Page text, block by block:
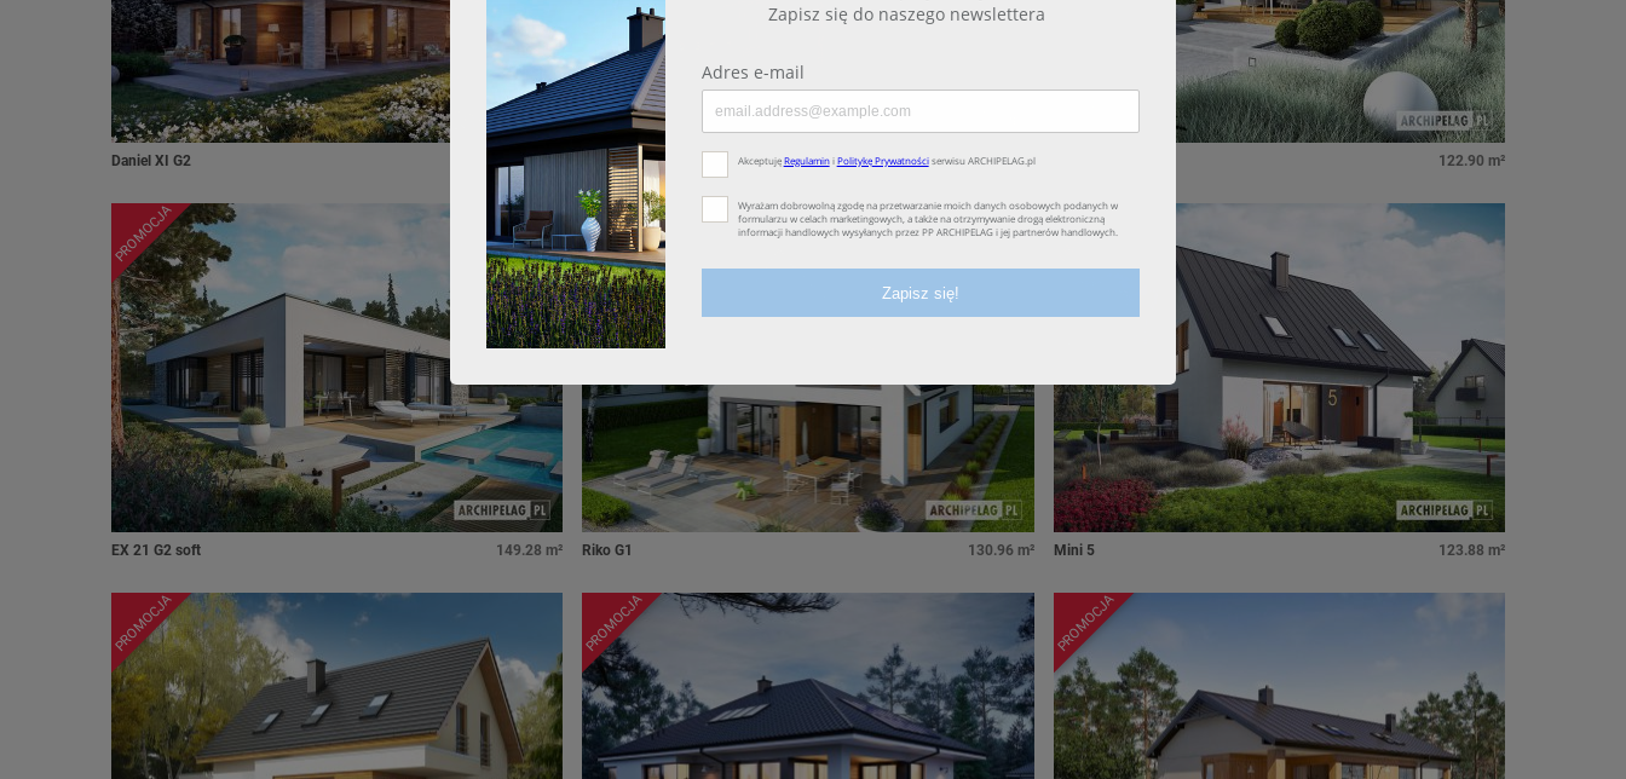
Daniel XI G2 155.89 m² Daniel IV G2 136.46 m² 122.90 m²
PROMOCJA
EX 21 G2 soft 149.28 m²
PROMOCJA
Riko G1 130.96 m²
PROMOCJA
Mini 5 123.88 m²
PROMOCJA PROMOCJA PROMOCJA